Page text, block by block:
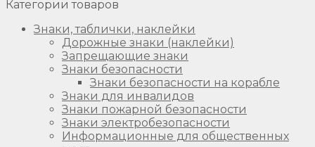
Категории товаров
Знаки, таблички, наклейки
Дорожные знаки (наклейки)
Запрещающие знаки
Знаки безопасности
Знаки безопасности на корабле
Знаки для инвалидов
Знаки пожарной безопасности
Знаки электробезопасности
Информационные для общественных